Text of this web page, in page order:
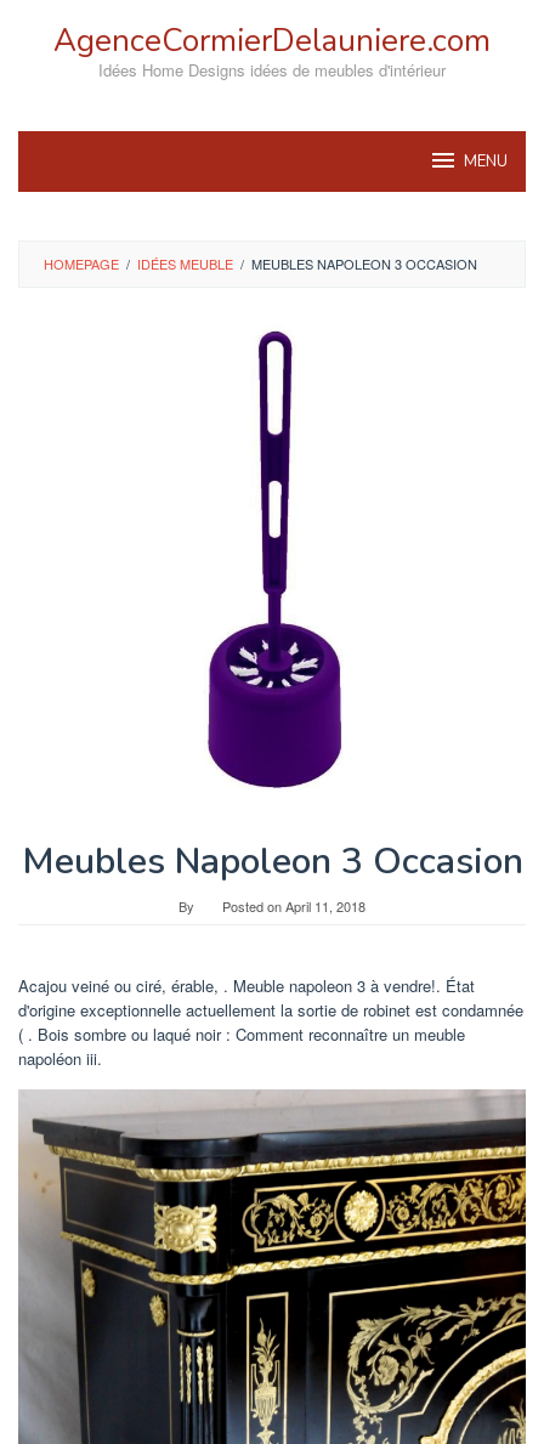
AgenceCormierDelauniere.com
Idées Home Designs idées de meubles d'intérieur
MENU
HOMEPAGE / IDÉES MEUBLE / MEUBLES NAPOLEON 3 OCCASION
Meubles Napoleon 3 Occasion
By Posted onApril 11, 2018
Acajou veiné ou ciré, érable, . Meuble napoleon 3 à vendre!. État
d'origine exceptionnelle actuellement la sortie de robinet est condamnée
( . Bois sombre ou laqué noir : Comment reconnaître un meuble
napoléon iii.